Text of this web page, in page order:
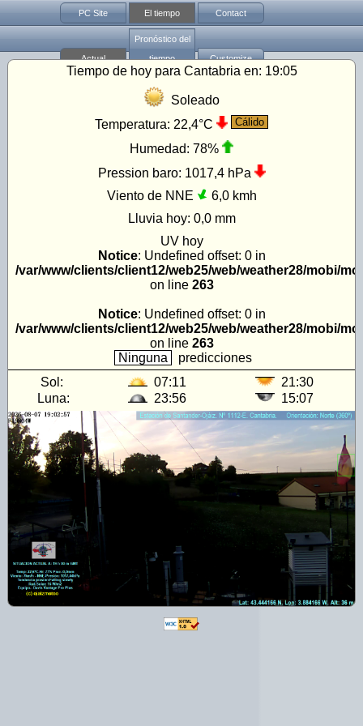
PC Site El tiempo Contact
Actual
Pronóstico del
tiempo
Customize
Tiempo de hoy para Cantabria en: 19:05
Soleado
Temperatura: 22,4°C Cálido
Humedad: 78%
Pression baro: 1017,4 hPa
Viento de NNE
6,0 kmh
Lluvia hoy: 0,0 mm
UV hoy
Notice: Undefined offset: 0 in
/var/www/clients/client12/web25/web/weather28/mobi/
on line 263
Notice: Undefined offset: 0 in
/var/www/clients/client12/web25/web/weather28/mobi/
on line 263
Ninguna
predicciones
Sol:
07:11
21:30
Luna:
23:56 15:07